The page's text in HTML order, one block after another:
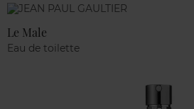
Marque
Le Male
Eau de toilette